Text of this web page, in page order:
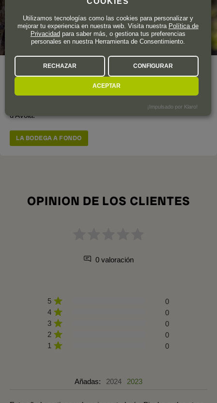
Ansaldi es una bodega siciliana cuya principal figura es la del
enólogo Giacomo Ansaldi, responsable de la elaboración de
unos vinos con una filosofía orgánica y sostenible, que se
obtienen con las uvas Zibibbo, Grillo, Perricone y Nero
d'Avola.
LA BODEGA A FONDO
OPINION DE LOS CLIENTES
0 valoración
5
0
4
0
3
0
2
0
1
0
Añadas: 2024 2023
Utilizamos tecnologías como las cookies para personalizar y
mejorar tu experiencia en nuestra web. Visita nuestra Política de
Privacidadpara saber más, o gestiona tus preferencias
personales en nuestra Herramienta de Consentimiento.
RECHAZAR CONFIGURAR
ACEPTAR
¡Impulsado por Klaro!